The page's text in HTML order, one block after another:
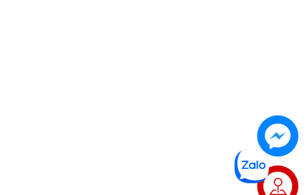
Liên hệ